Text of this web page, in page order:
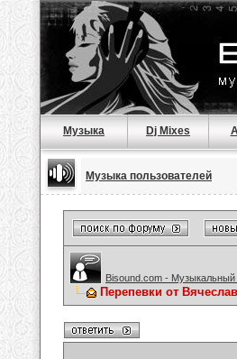
Музыка Dj Mixes
Музыка пользователей
Bisound.com - Музыкальный
Перепевки от